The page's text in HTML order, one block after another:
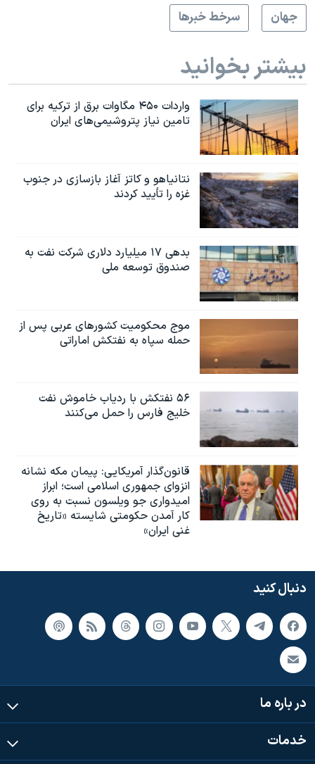
جهان
سرخط خبرها
بیشتر بخوانید
واردات ۴۵۰ مگاوات برق از ترکیه برای
تامین نیاز پتروشیمی‌های ایران
نتانیاهو و کاتز آغاز بازسازی در جنوب
غزه را تأیید کردند
بدهی ۱۷ میلیارد دلاری شرکت نفت به
صندوق توسعه ملی
موج محکومیت کشورهای عربی پس از
حمله سپاه به نفتکش اماراتی
۵۶ نفتکش با ردیاب خاموش نفت
خلیج فارس را حمل می‌کنند
قانون‌گذار آمریکایی: پیمان مکه نشانه
انزوای جمهوری اسلامی است؛ ابراز
امیدواری جو ویلسون نسبت به روی
کار آمدن حکومتی شایسته «تاریخ
غنی ایران»
دنبال کنید
در باره ما
خدمات